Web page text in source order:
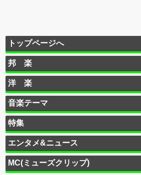
トップページへ
邦 楽
洋 楽
音楽テーマ
特集
エンタメ&ニュース
MC(ミューズクリップ)